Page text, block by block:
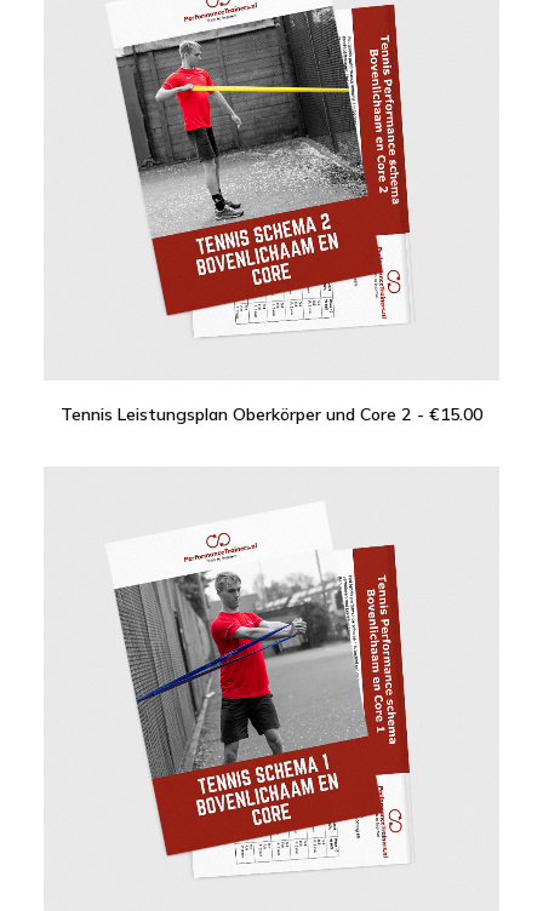
IN DEN WARENKORB
Tennis Leistungsplan Oberkörper und Core 2 €15.00